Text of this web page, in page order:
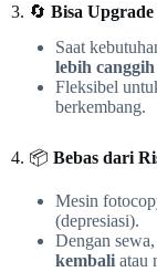
3. 🔄 Bisa
Saat
lebih canggih
Fleksibel
berkembang.
4. 📦 Bebas dari
Mesin
(depresiasi).
Dengan
kembali atau